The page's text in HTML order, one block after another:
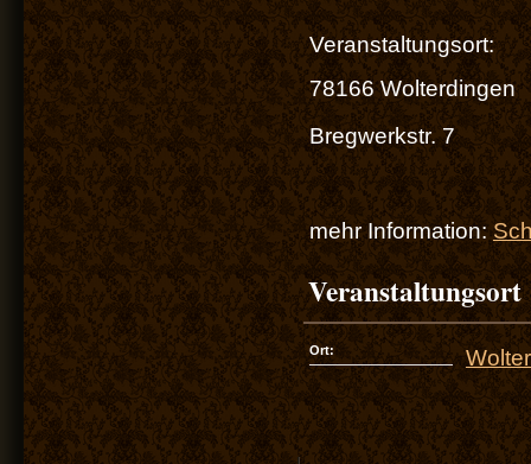
Veranstaltungsort:
78166 Wolterdingen
Bregwerkstr. 7
mehr Information:
Veranstaltungsort
Ort: